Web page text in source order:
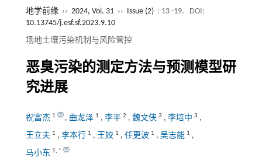
地学前缘 ›› 2024, Vol. 31 ›› Issue (2) : 13 -19.
DOI:
10.13745/j.esf.sf.2023.9.10
场地土壤污染机制与风险管控
恶臭污染的测定方法与预测模型研
究进展
祝富杰 1 , 曲龙泽 1 , 李平 2 , 魏文侠 3 , 李培中 3 ,
王立夫 1 , 李本行 1 , 王姣 1 , 任更波 1 , 吴志能 1 ,
马小东 1, *